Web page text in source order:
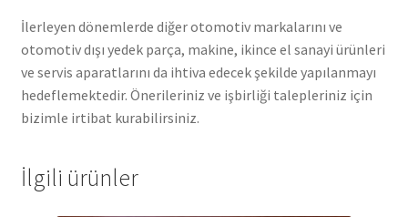
İlerleyen dönemlerde diğer otomotiv markalarını ve
otomotiv dışı yedek parça, makine, ikince el sanayi ürünleri
ve servis aparatlarını da ihtiva edecek şekilde yapılanmayı
hedeflemektedir. Önerileriniz ve işbirliği talepleriniz için
bizimle irtibat kurabilirsiniz.
İlgili ürünler